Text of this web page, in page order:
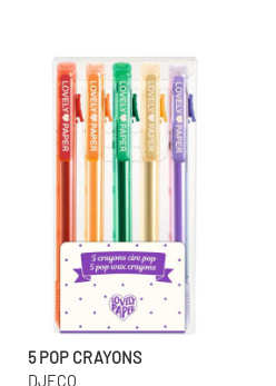
5 POP CRAYONS
DJECO